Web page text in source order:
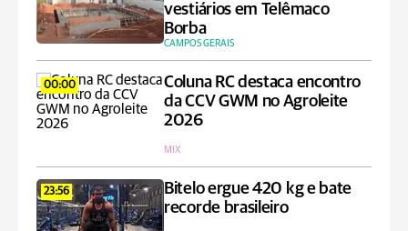
vestiários em Telêmaco
Borba
CAMPOS GERAIS
00:00
Coluna RC destaca encontro
da CCV GWM no Agroleite
2026
MIX
23:56
Bitelo ergue 420 kg e bate
recorde brasileiro